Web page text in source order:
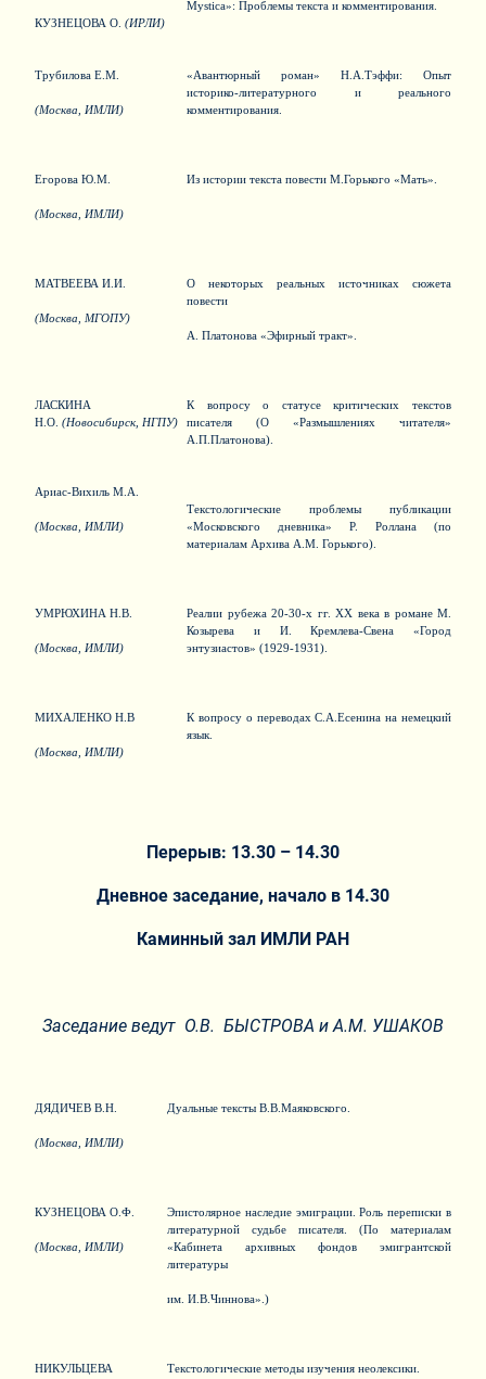
КУЗНЕЦОВА О. (ИРЛИ)
Mystica»: Проблемы текста и комментирования.
Трубилова Е.М.
(Москва, ИМЛИ)
«Авантюрный роман» Н.А.Тэффи: Опыт
историко-литературного и реального
комментирования.
Егорова Ю.М.
(Москва, ИМЛИ)
Из истории текста повести М.Горького «Мать».
МАТВЕЕВА И.И.
(Москва, МГОПУ)
О некоторых реальных источниках сюжета
повести
А. Платонова «Эфирный тракт».
ЛАСКИНА
Н.О. (Новосибирск, НГПУ)
Ариас-Вихиль М.А.
(Москва, ИМЛИ)
К вопросу о статусе критических текстов
писателя (О «Размышлениях читателя»
А.П.Платонова).
Текстологические проблемы публикации
«Московского дневника» Р. Роллана (по
материалам Архива А.М. Горького).
УМРЮХИНА Н.В.
(Москва, ИМЛИ)
Реалии рубежа 20-30-х гг. ХХ века в романе М.
Козырева и И. Кремлева-Свена «Город
энтузиастов» (1929-1931).
МИХАЛЕНКО Н.В
(Москва, ИМЛИ)
К вопросу о переводах С.А.Есенина на немецкий
язык.
Перерыв: 13.30 – 14.30
Дневное заседание, начало в 14.30
Каминный зал ИМЛИ РАН
Заседание ведут О.В. БЫСТРОВА и А.М. УШАКОВ
ДЯДИЧЕВ В.Н.
(Москва, ИМЛИ)
Дуальные тексты В.В.Маяковского.
КУЗНЕЦОВА О.Ф.
(Москва, ИМЛИ)
Эпистолярное наследие эмиграции. Роль переписки в
литературной судьбе писателя. (По материалам
«Кабинета архивных фондов эмигрантской
литературы
им. И.В.Чиннова».)
НИКУЛЬЦЕВА
Текстологические методы изучения неолексики.